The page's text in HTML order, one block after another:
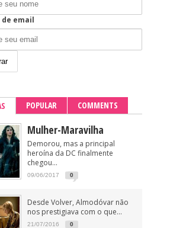
de email
POPULAR COMMENTS
Mulher-Maravilha
Demorou, mas a principal
heroína da DC finalmente
chegou...
09/06/2017 0
Desde Volver, Almodóvar não
nos prestigiava com o que...
21/07/2016 0